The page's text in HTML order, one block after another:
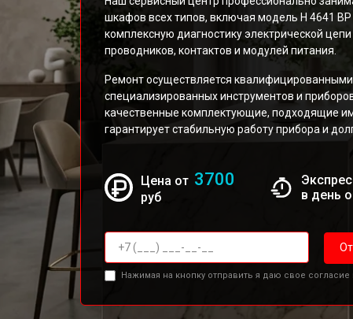
шкафов всех типов, включая модель H 4641
комплексную диагностику электрической
проводников, контактов и модулей питания.
Ремонт осуществляется
специализированных инструментов и
качественные комплектующие, подходящие
гарантирует стабильную работу прибора и
Цена от 3700
руб
в день
Нажимая на кнопку отправить я даю свое согласие